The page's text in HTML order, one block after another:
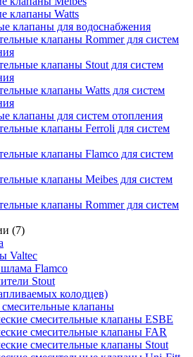
клапаны Watts
клапаны для водоснабжения
клапаны Rommer для систем
клапаны Stout для систем
клапаны Watts для систем
клапаны для систем отопления
клапаны Ferroli для систем
клапаны Flamco для систем
клапаны Meibes для систем
клапаны Rommer для систем
(7)
Valtec
Flamco
Stout
колодцев)
смесительные клапаны
смесительные клапаны ESBE
смесительные клапаны FAR
смесительные клапаны Stout